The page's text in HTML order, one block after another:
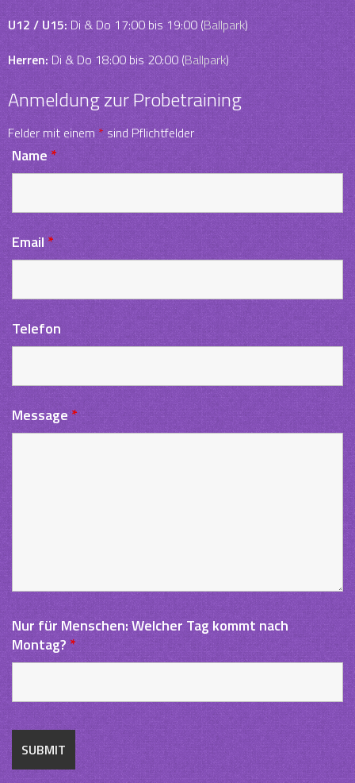
U12 / U15: Di & Do 17:00 bis 19:00 (Ballpark)
Herren: Di & Do 18:00 bis 20:00 (Ballpark)
Anmeldung zur Probetraining
Felder mit einem * sind Pflichtfelder
Name*
Email *
Telefon
Message *
Nur für Menschen: Welcher Tag kommt nach
Montag? *